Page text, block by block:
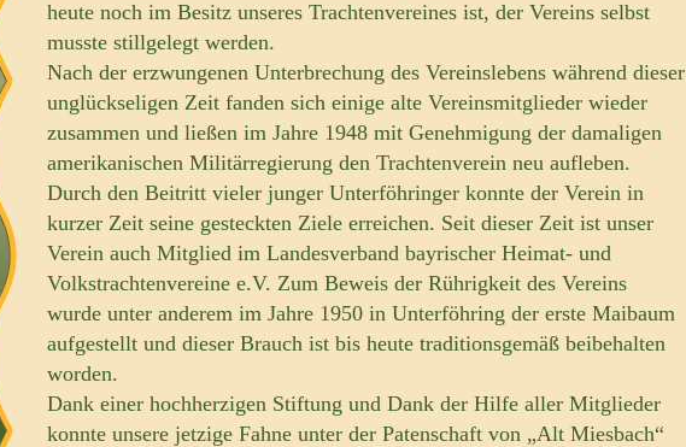
heute noch im Besitz unseres Trachtenvereines ist, der Vereins selbst
musste stillgelegt werden.
Nach der erzwungenen Unterbrechung des Vereinslebens während dieser
unglückseligen Zeit fanden sich einige alte Vereinsmitglieder wieder
zusammen und ließen im Jahre 1948 mit Genehmigung der damaligen
amerikanischen Militärregierung den Trachtenverein neu aufleben.
Durch den Beitritt vieler junger Unterföhringer konnte der Verein in
kurzer Zeit seine gesteckten Ziele erreichen. Seit dieser Zeit ist unser
Verein auch Mitglied im Landesverband bayrischer Heimat- und
Volkstrachtenvereine e.V. Zum Beweis der Rührigkeit des Vereins
wurde unter anderem im Jahre 1950 in Unterföhring der erste Maibaum
aufgestellt und dieser Brauch ist bis heute traditionsgemäß beibehalten
worden.
Dank einer hochherzigen Stiftung und Dank der Hilfe aller Mitglieder
konnte unsere jetzige Fahne unter der Patenschaft von „Alt Miesbach“